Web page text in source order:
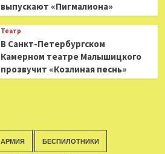
выпускают «Пигмалиона»
Театр
В Санкт-Петербургском
Камерном театре Малышицкого
прозвучит «Козлиная песнь»
АРМИЯ БЕСПИЛОТНИКИ